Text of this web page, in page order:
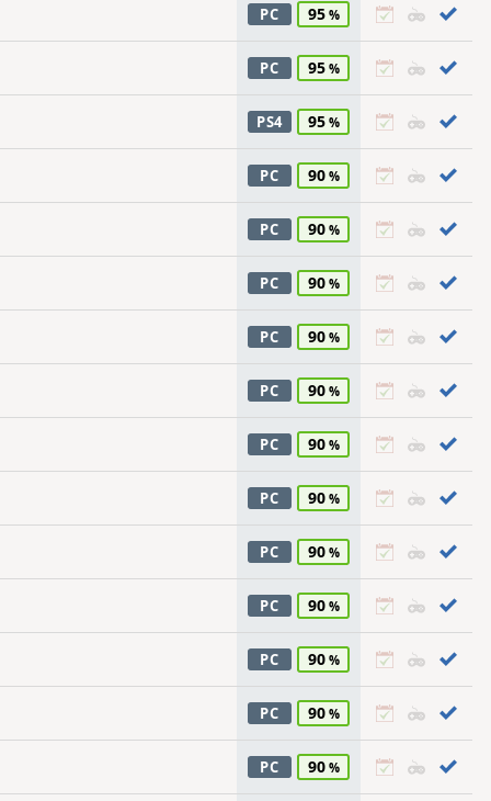
PC 95
PC 95
PS4 95
PC 90
PC 90
PC 90
PC 90
PC 90
PC 90
PC 90
PC 90
PC 90
PC 90
PC 90
PC 90